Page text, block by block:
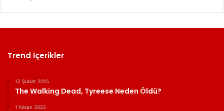
Trend İçerikler
12 Şubat 2015
The Walking Dead, Tyreese Neden Öldü?
1 Nisan 2022